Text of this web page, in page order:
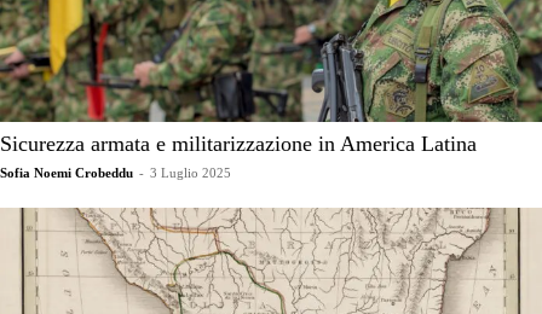
Sicurezza armata e militarizzazione in America Latina
Sofia Noemi Crobeddu - 3 Luglio 2025